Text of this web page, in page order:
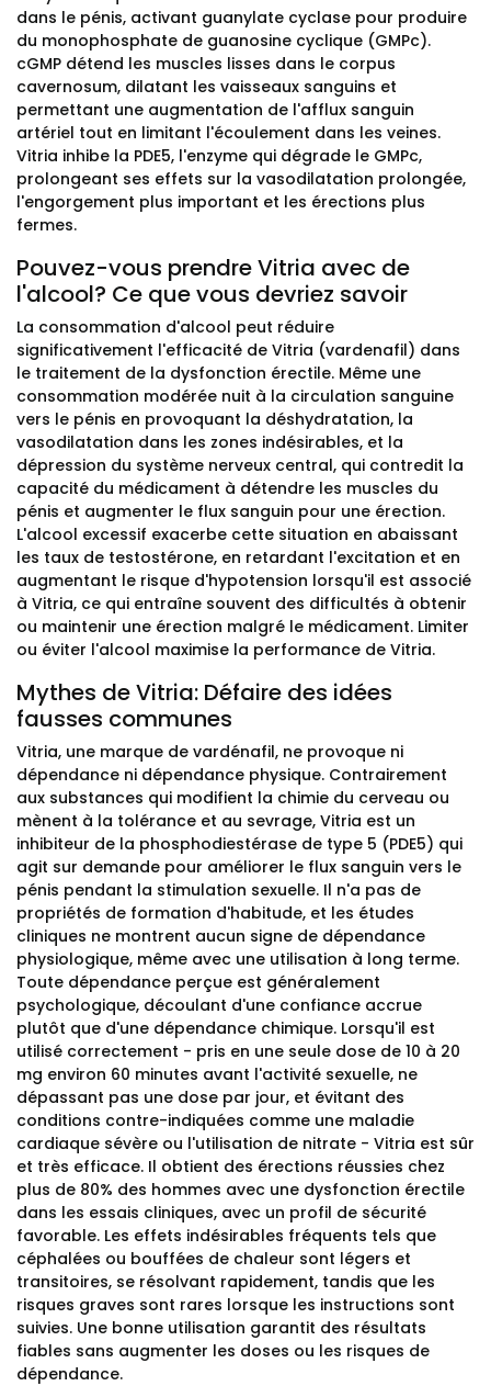
dans le pénis, activant guanylate cyclase pour produire
du monophosphate de guanosine cyclique (GMPc).
cGMP détend les muscles lisses dans le corpus
cavernosum, dilatant les vaisseaux sanguins et
permettant une augmentation de l'afflux sanguin
artériel tout en limitant l'écoulement dans les veines.
Vitria inhibe la PDE5, l'enzyme qui dégrade le GMPc,
prolongeant ses effets sur la vasodilatation prolongée,
l'engorgement plus important et les érections plus
fermes.
Pouvez-vous prendre Vitria avec de
l'alcool? Ce que vous devriez savoir
La consommation d'alcool peut réduire
significativement l'efficacité de Vitria (vardenafil) dans
le traitement de la dysfonction érectile. Même une
consommation modérée nuit à la circulation sanguine
vers le pénis en provoquant la déshydratation, la
vasodilatation dans les zones indésirables, et la
dépression du système nerveux central, qui contredit la
capacité du médicament à détendre les muscles du
pénis et augmenter le flux sanguin pour une érection.
L'alcool excessif exacerbe cette situation en abaissant
les taux de testostérone, en retardant l'excitation et en
augmentant le risque d'hypotension lorsqu'il est associé
à Vitria, ce qui entraîne souvent des difficultés à obtenir
ou maintenir une érection malgré le médicament. Limiter
ou éviter l'alcool maximise la performance de Vitria.
Mythes de Vitria: Défaire des idées
fausses communes
Vitria, une marque de vardénafil, ne provoque ni
dépendance ni dépendance physique. Contrairement
aux substances qui modifient la chimie du cerveau ou
mènent à la tolérance et au sevrage, Vitria est un
inhibiteur de la phosphodiestérase de type 5 (PDE5) qui
agit sur demande pour améliorer le flux sanguin vers le
pénis pendant la stimulation sexuelle. Il n'a pas de
propriétés de formation d'habitude, et les études
cliniques ne montrent aucun signe de dépendance
physiologique, même avec une utilisation à long terme.
Toute dépendance perçue est généralement
psychologique, découlant d'une confiance accrue
plutôt que d'une dépendance chimique. Lorsqu'il est
utilisé correctement - pris en une seule dose de 10 à 20
mg environ 60 minutes avant l'activité sexuelle, ne
dépassant pas une dose par jour, et évitant des
conditions contre-indiquées comme une maladie
cardiaque sévère ou l'utilisation de nitrate - Vitria est sûr
et très efficace. Il obtient des érections réussies chez
plus de 80% des hommes avec une dysfonction érectile
dans les essais cliniques, avec un profil de sécurité
favorable. Les effets indésirables fréquents tels que
céphalées ou bouffées de chaleur sont légers et
transitoires, se résolvant rapidement, tandis que les
risques graves sont rares lorsque les instructions sont
suivies. Une bonne utilisation garantit des résultats
fiables sans augmenter les doses ou les risques de
dépendance.